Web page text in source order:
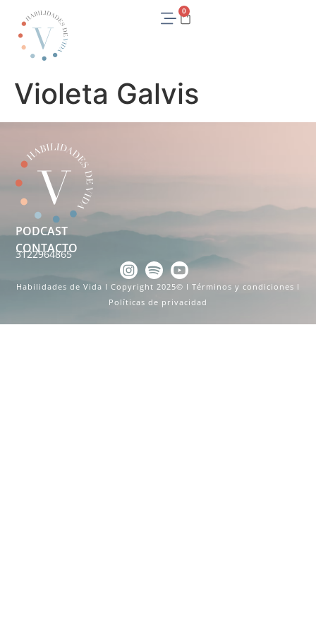
0
Violeta Galvis
PODCAST
CONTACTO
3122964865
Habilidades de Vida I Copyright 2025© I Términos y condiciones I
Políticas de privacidad